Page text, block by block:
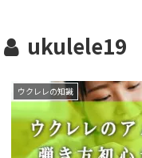
ukulele19
ウクレレの知識